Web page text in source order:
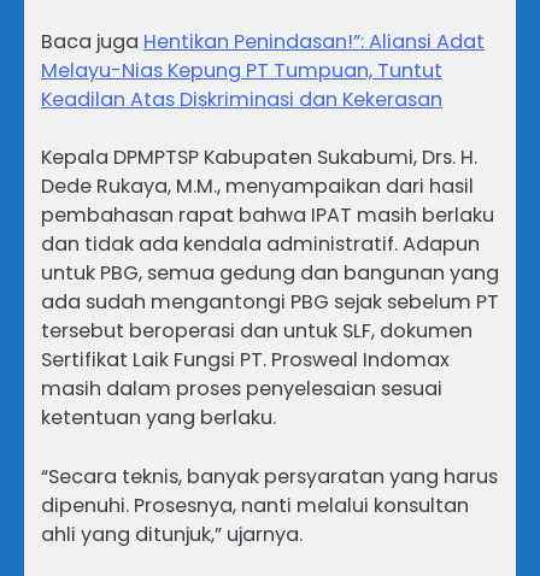
Baca juga Hentikan Penindasan!”: Aliansi Adat
Melayu-Nias Kepung PT Tumpuan, Tuntut
Keadilan Atas Diskriminasi dan Kekerasan
Kepala DPMPTSP Kabupaten Sukabumi, Drs. H.
Dede Rukaya, M.M., menyampaikan dari hasil
pembahasan rapat bahwa IPAT masih berlaku
dan tidak ada kendala administratif. Adapun
untuk PBG, semua gedung dan bangunan yang
ada sudah mengantongi PBG sejak sebelum PT
tersebut beroperasi dan untuk SLF, dokumen
Sertifikat Laik Fungsi PT. Prosweal Indomax
masih dalam proses penyelesaian sesuai
ketentuan yang berlaku.
“Secara teknis, banyak persyaratan yang harus
dipenuhi. Prosesnya, nanti melalui konsultan
ahli yang ditunjuk,” ujarnya.